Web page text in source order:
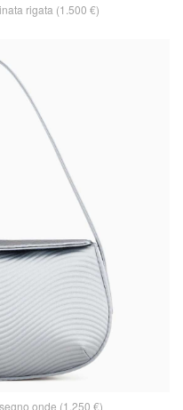
rigata (1.500 €)
onde (1.250 €)